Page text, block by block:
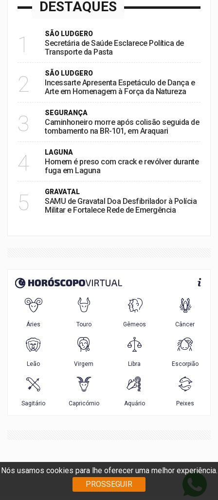
Nós usamos cookies para lhe oferecer uma melhor experiência.
PROSSEGUIR
DESTAQUES
1 SÃO LUDGERO
Secretária de Saúde Esclarece Política de
Transporte da Pasta
2 SÃO LUDGERO
Incessarte Apresenta Espetáculo de Dança e
Arte em Homenagem à Força da Natureza
3 SEGURANÇA
Caminhoneiro morre após colisão seguida de
tombamento na BR-101, em Araquari
4 LAGUNA
Homem é preso com crack e revólver durante
fuga em Laguna
5 GRAVATAL
SAMU de Gravatal Doa Desfibrilador à Polícia
Militar e Fortalece Rede de Emergência